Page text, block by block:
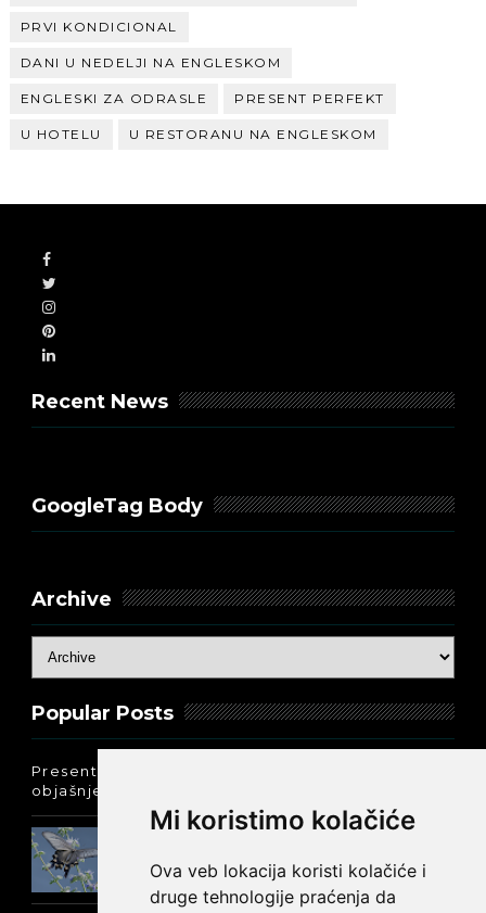
Mi koristimo kolačiće
Ova veb lokacija koristi kolačiće i
druge tehnologije praćenja da
PRVI KONDICIONAL
DANI U NEDELJI NA ENGLESKOM
ENGLESKI ZA ODRASLE PRESENT PERFEKT
U HOTELU U RESTORANU NA ENGLESKOM
Recent News
GoogleTag Body
Archive
Popular Posts
Present Perfect Simple - najjednostavnije
objašnjenje :-)